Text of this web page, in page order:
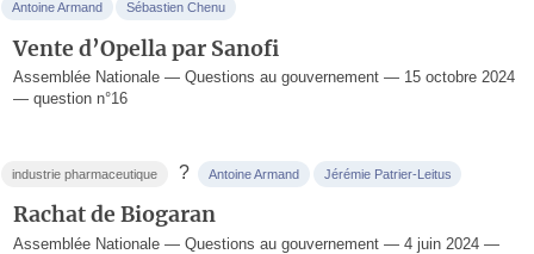
Antoine Armand Sébastien Chenu
Vente d’Opella par Sanofi
Assemblée Nationale — Questions au gouvernement — 15 octobre 2024
— question n°16
industrie pharmaceutique ? Antoine Armand Jérémie Patrier-Leitus
Rachat de Biogaran
Assemblée Nationale — Questions au gouvernement — 4 juin 2024 —